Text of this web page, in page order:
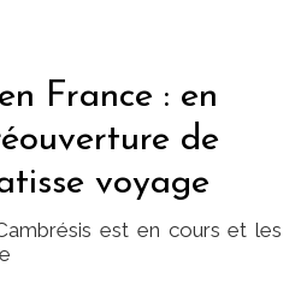
France : en
de
voyage
est en cours et les